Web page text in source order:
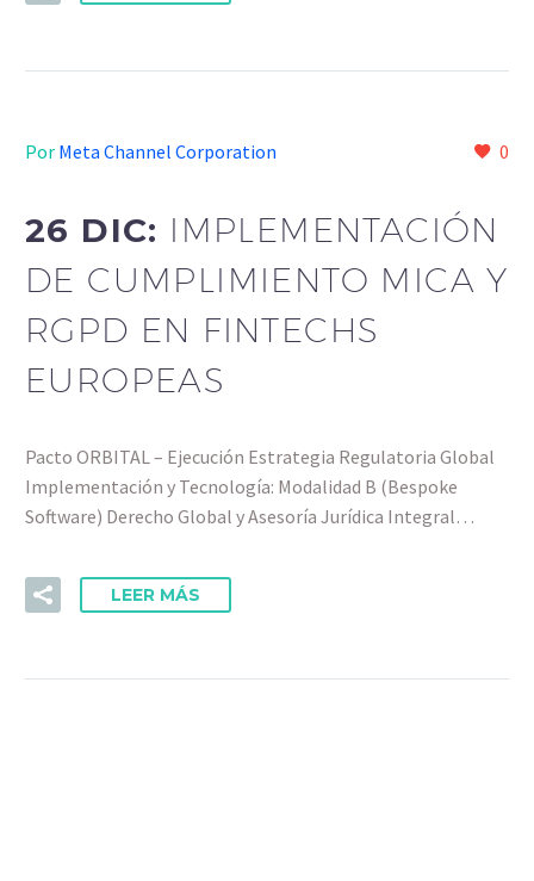
0
Por Meta Channel Corporation
26 DIC: IMPLEMENTACIÓN
DE CUMPLIMIENTO MICA Y
RGPD EN FINTECHS
EUROPEAS
Pacto ORBITAL – Ejecución Estrategia Regulatoria Global
Implementación y Tecnología: Modalidad B (Bespoke
Software) Derecho Global y Asesoría Jurídica Integral…
LEER MÁS